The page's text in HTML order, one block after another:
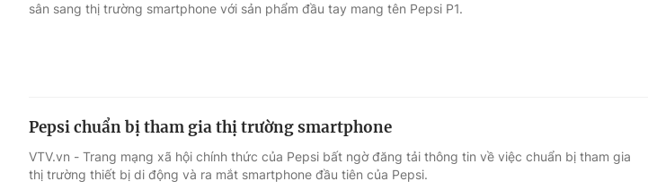
sân sang thị trường smartphone với sản phẩm đầu tay mang tên Pepsi P1.
Pepsi chuẩn bị tham gia thị trường smartphone
VTV.vn - Trang mạng xã hội chính thức của Pepsi bất ngờ đăng tải thông tin về việc chuẩn bị tham gia
thị trường thiết bị di động và ra mắt smartphone đầu tiên của Pepsi.